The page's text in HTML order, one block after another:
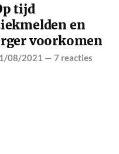
tijd
en
voorkomen
08/2021 —7 reacties